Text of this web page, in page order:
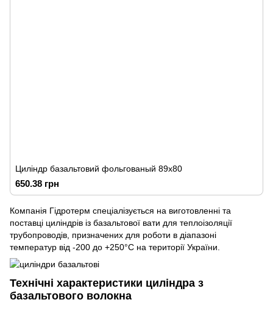
Циліндр базальтовий фольгованый 89х80
650.38 грн
Компанія Гідротерм спеціалізується на виготовленні та
поставці циліндрів із базальтової вати для теплоізоляції
трубопроводів, призначених для роботи в діапазоні
температур від -200 до +250°C на території України.
Технічні характеристики циліндра з
базальтового волокна